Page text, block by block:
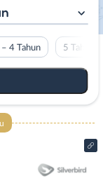
4 Tahun 5 Tahun